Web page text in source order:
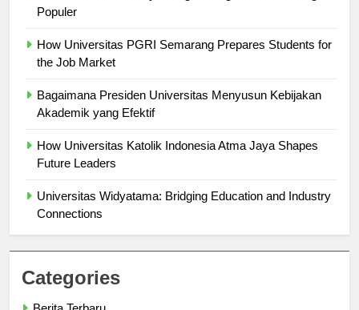
Universitas di Surabaya dengan Program Studi Paling
How Universitas PGRI Semarang Prepares Students for
Bagaimana Presiden Universitas Menyusun Kebijakan
How Universitas Katolik Indonesia Atma Jaya Shapes
Universitas Widyatama: Bridging Education and Industry
Categories